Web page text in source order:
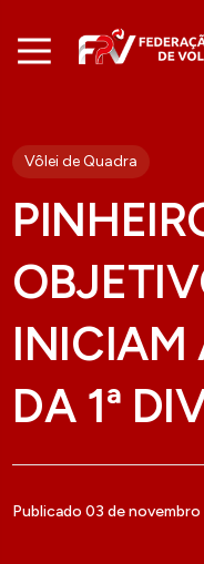
Vôlei de Quadra
INICIAM
DA 1ª
Publicado 03 de